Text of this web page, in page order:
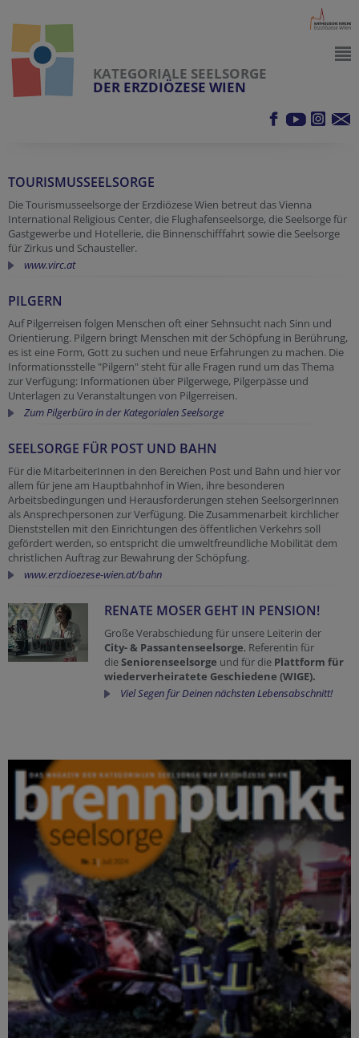
KATEGORIALE SEELSORGE
DER ERZDIÖZESE WIEN
TOURISMUSSEELSORGE
Die Tourismusseelsorge der Erzdiözese Wien betreut das Vienna
International Religious Center, die Flughafenseelsorge, die Seelsorge für
Gastgewerbe und Hotellerie, die Binnenschifffahrt sowie die Seelsorge
für Zirkus und Schausteller.
www.virc.at
PILGERN
Auf Pilgerreisen folgen Menschen oft einer Sehnsucht nach Sinn und
Orientierung. Pilgern bringt Menschen mit der Schöpfung in Berührung,
es ist eine Form, Gott zu suchen und neue Erfahrungen zu machen. Die
Informationsstelle "Pilgern" steht für alle Fragen rund um das Thema
zur Verfügung: Informationen über Pilgerwege, Pilgerpässe und
Unterlagen zu Veranstaltungen von Pilgerreisen.
Zum Pilgerbüro in der Kategorialen Seelsorge
SEELSORGE FÜR POST UND BAHN
Für die MitarbeiterInnen in den Bereichen Post und Bahn und hier vor
allem für jene am Hauptbahnhof in Wien, ihre besonderen
Arbeitsbedingungen und Herausforderungen stehen SeelsorgerInnen
als Ansprechpersonen zur Verfügung. Die Zusammenarbeit kirchlicher
Dienststellen mit den Einrichtungen des öffentlichen Verkehrs soll
gefördert werden, so entspricht die umweltfreundliche Mobilität dem
christlichen Auftrag zur Bewahrung der Schöpfung.
www.erzdioezese-wien.at/bahn
RENATE MOSER GEHT IN PENSION!
Große Verabschiedung für unsere Leiterin der
City- & Passantenseelsorge, Referentin für
dieSeniorenseelsorge und für die Plattform für
wiederverheiratete Geschiedene (WIGE).
Viel Segen für Deinen nächsten Lebensabschnitt!